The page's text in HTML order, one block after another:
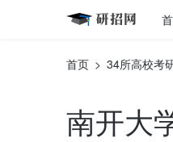
首页 > 34所高校考
南开大